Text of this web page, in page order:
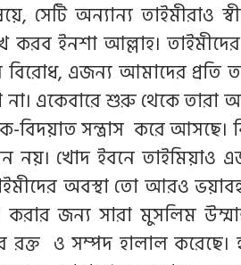
সেটি অন্যান্য তাইমীরাও
করব ইনশা আল্লাহ।
এজন্য আমাদের প্রতি
একেবারে শুরু থেকে তারা
বিদয়াত সন্ত্রাস করে
নয়। খোদ ইবনে তাইমিয়াও
অবস্থা তো আরও
করার জন্য সারা মুসলিম
ও সম্পদ হালাল করেছে।